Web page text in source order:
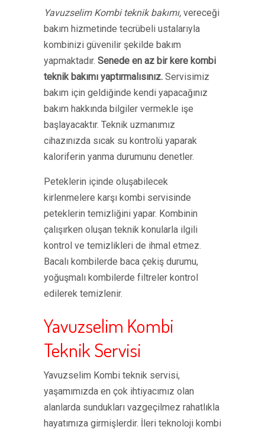
Yavuzselim Kombi teknik bakımı, vereceği
bakım hizmetinde tecrübeli ustalarıyla
kombinizi güvenilir şekilde bakım
yapmaktadır. Senede en az bir kere kombi
teknik bakımı yaptırmalısınız. Servisimiz
bakım için geldiğinde kendi yapacağınız
bakım hakkında bilgiler vermekle işe
başlayacaktır. Teknik uzmanımız
cihazınızda sıcak su kontrolü yaparak
kaloriferin yanma durumunu denetler.
Peteklerin içinde oluşabilecek
kirlenmelere karşı kombi servisinde
peteklerin temizliğini yapar. Kombinin
çalışırken oluşan teknik konularla ilgili
kontrol ve temizlikleri de ihmal etmez.
Bacalı kombilerde baca çekiş durumu,
yoğuşmalı kombilerde filtreler kontrol
edilerek temizlenir.
Yavuzselim Kombi
Teknik Servisi
Yavuzselim Kombi teknik servisi,
yaşamımızda en çok ihtiyacımız olan
alanlarda sundukları vazgeçilmez rahatlıkla
hayatımıza girmişlerdir. İleri teknoloji kombi